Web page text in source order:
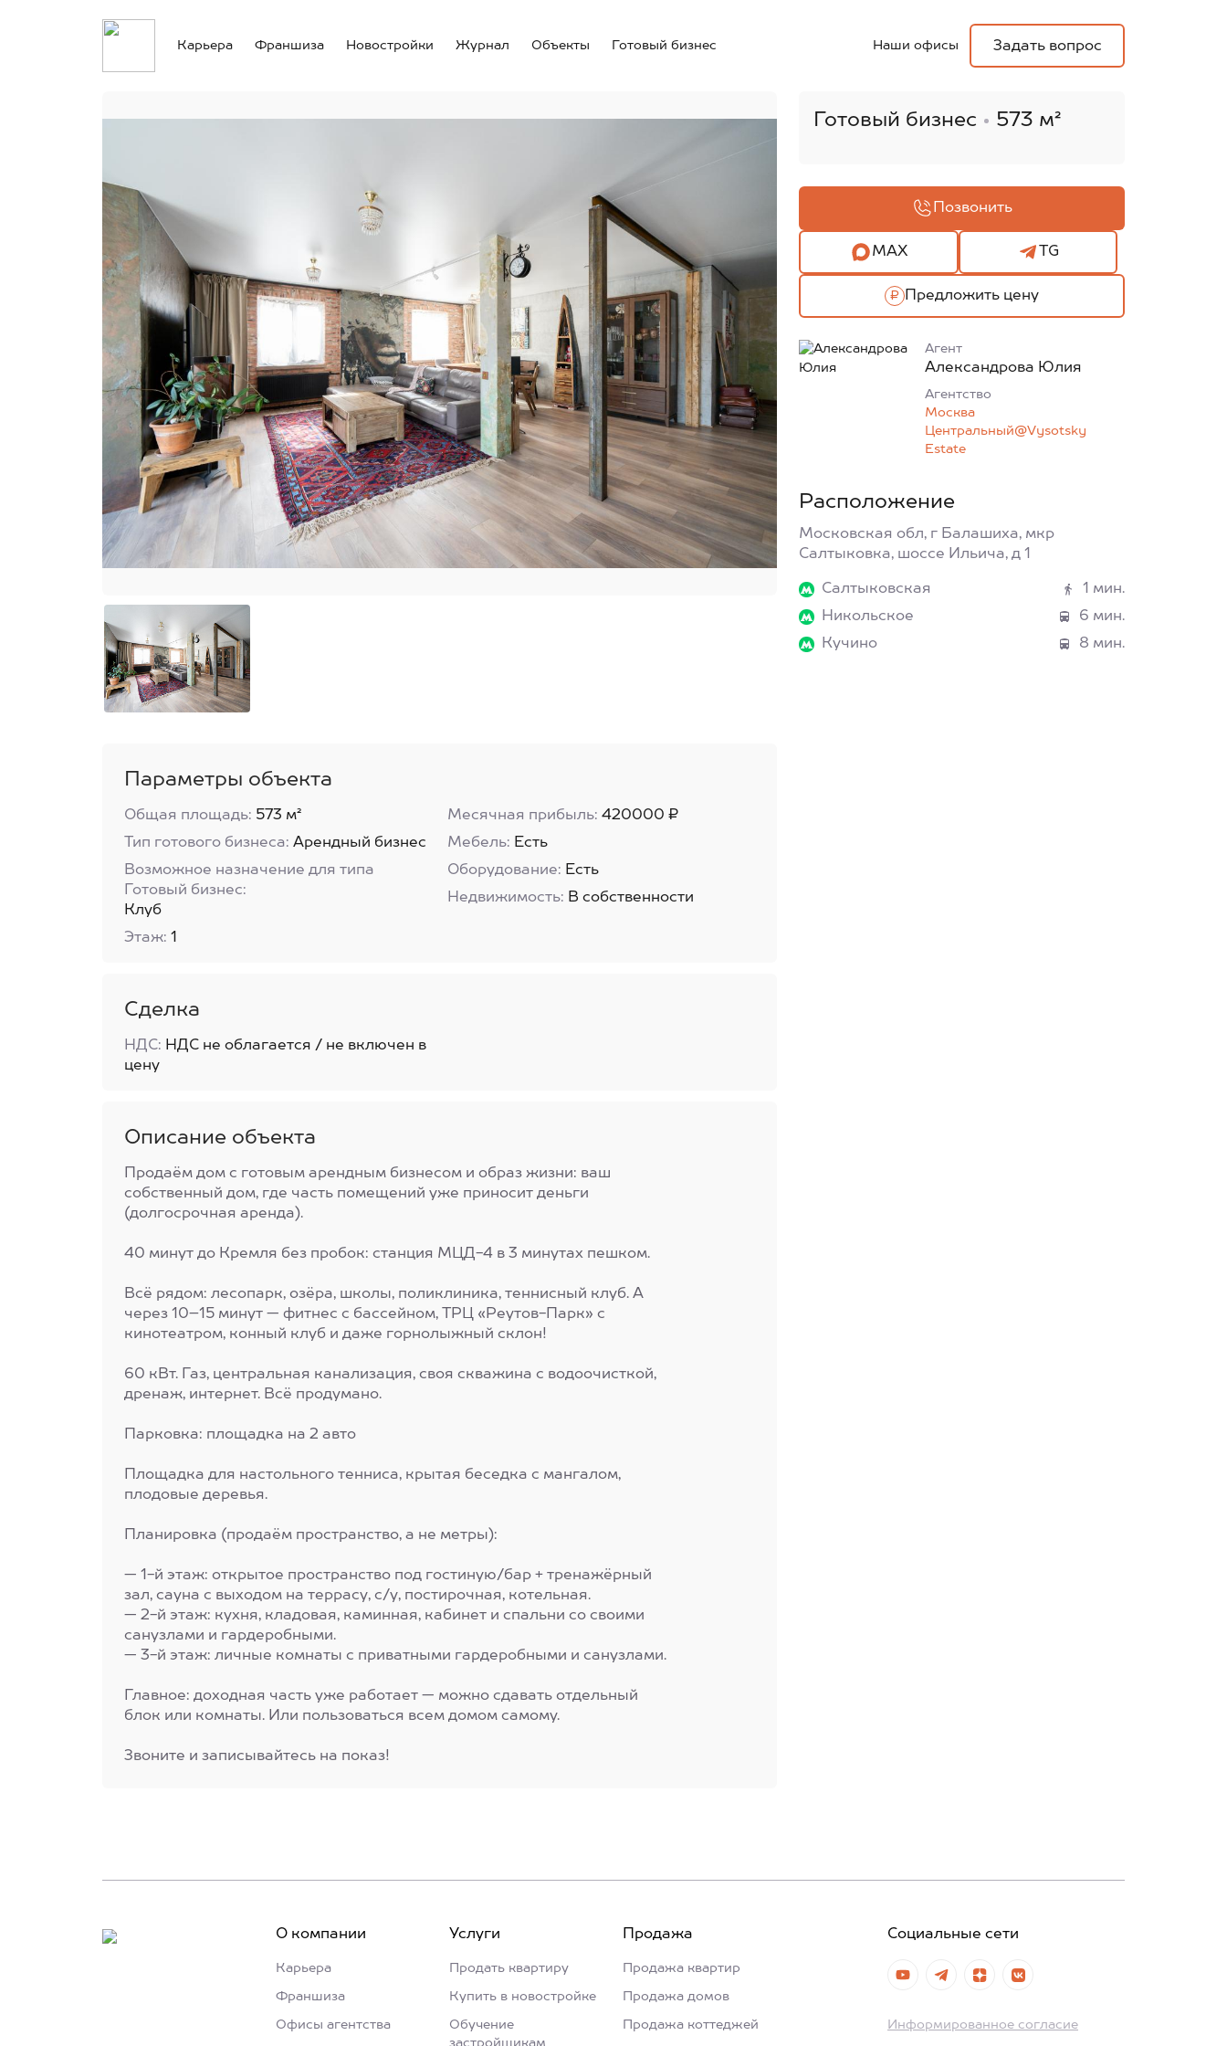
Карьера Франшиза Новостройки Журнал Объекты Готовый бизнес Наши офисы Задать вопрос
Готовый бизнес 573 м²
Позвонить
MAX TG
Предложить цену
Агент
Александрова Юлия
Агентcтво
Москва
Центральный@Vysotsky
Estate
Расположение
Московская обл, г Балашиха, мкр
Салтыковка, шоссе Ильича, д 1
Салтыковская
1 мин.
Никольское
6 мин.
Кучино
8 мин.
Параметры объекта
Общая площадь: 573 м²
Тип готового бизнеса: Арендный бизнес
Возможное назначение для типа
Готовый бизнес:
Клуб
Этаж: 1
Месячная прибыль: 420000 ₽
Мебель: Есть
Оборудование: Есть
Недвижимость: В собственности
Сделка
НДС: НДС не облагается / не включен в
цену
Описание объекта
Продаём дом с готовым арендным бизнесом и образ жизни: ваш
собственный дом, где часть помещений уже приносит деньги
(долгосрочная аренда).
40 минут до Кремля без пробок: станция МЦД-4 в 3 минутах пешком.
Всё рядом: лесопарк, озёра, школы, поликлиника, теннисный клуб. А
через 10–15 минут — фитнес с бассейном, ТРЦ «Реутов-Парк» с
кинотеатром, конный клуб и даже горнолыжный склон!
60 кВт. Газ, центральная канализация, своя скважина с водоочисткой,
дренаж, интернет. Всё продумано.
Парковка: площадка на 2 авто
Площадка для настольного тенниса, крытая беседка с мангалом,
плодовые деревья.
Планировка (продаём пространство, а не метры):
— 1-й этаж: открытое пространство под гостиную/бар + тренажёрный
зал, сауна с выходом на террасу, с/у, постирочная, котельная.
— 2-й этаж: кухня, кладовая, каминная, кабинет и спальни со своими
санузлами и гардеробными.
— 3-й этаж: личные комнаты с приватными гардеробными и санузлами.
Главное: доходная часть уже работает — можно сдавать отдельный
блок или комнаты. Или пользоваться всем домом самому.
Звоните и записывайтесь на показ!
О компании
Карьера
Франшиза
Офисы агентства
Услуги
Продать квартиру
Купить в новостройке
Обучение
застройщикам
Продажа
Продажа квартир
Продажа домов
Продажа коттеджей
Социальные сети
Информированное согласие